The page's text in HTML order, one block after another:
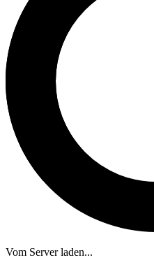
Vom Server laden...